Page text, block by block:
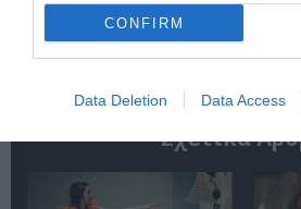
CONFIRM
Data Deletion Data Access
Ακολουθήστε το
Σχετικά